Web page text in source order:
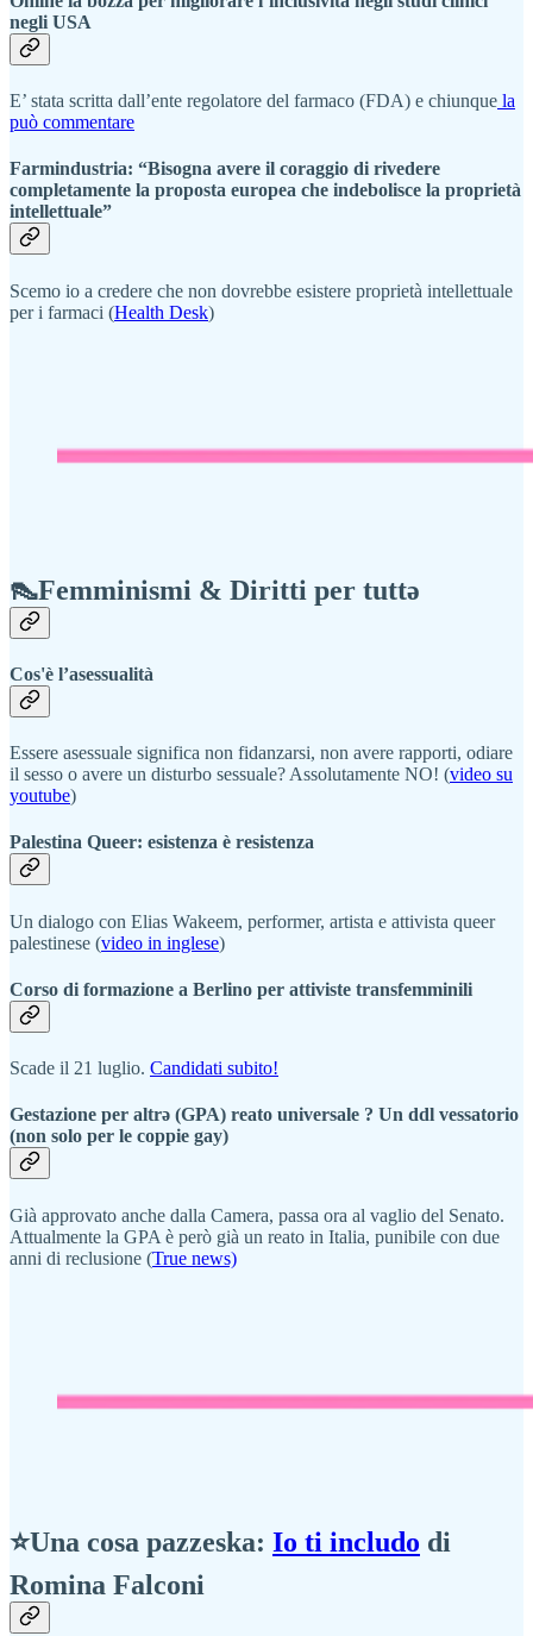
negli USA
E’ stata scritta dall’ente regolatore del farmaco (FDA) e chiunque la
può commentare
Farmindustria: “Bisogna avere il coraggio di rivedere
completamente la proposta europea che indebolisce la proprietà
intellettuale”
Scemo io a credere che non dovrebbe esistere proprietà intellettuale
per i farmaci (Health Desk)
👠Femminismi & Diritti per tuttə
Cos'è l’asessualità
Essere asessuale significa non fidanzarsi, non avere rapporti, odiare
il sesso o avere un disturbo sessuale? Assolutamente NO! (video su
youtube)
Palestina Queer: esistenza è resistenza
Un dialogo con Elias Wakeem, performer, artista e attivista queer
palestinese (video in inglese)
Corso di formazione a Berlino per attiviste transfemminili
Scade il 21 luglio. Candidati subito!
Gestazione per altrə (GPA) reato universale ? Un ddl vessatorio
(non solo per le coppie gay)
Già approvato anche dalla Camera, passa ora al vaglio del Senato.
Attualmente la GPA è però già un reato in Italia, punibile con due
anni di reclusione (True news)
⭐Una cosa pazzeska: Io ti includo di
Romina Falconi